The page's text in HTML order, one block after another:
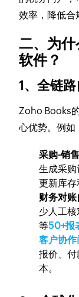
效率，降低合
二、为
软件？
1、全链路
Zoho Books
心优势。例如
采购-销
生成采
更新库存
财务对
少人工
等50+报
客户协作
报价、
本。